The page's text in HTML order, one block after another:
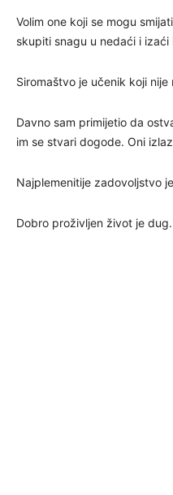
Volim one koji se mogu
skupiti snagu u nedaći i
Siromaštvo je učenik koji
Davno sam primijetio da
im se stvari dogode. Oni
Najplemenitije zadovoljstvo
Dobro proživljen život je dug.